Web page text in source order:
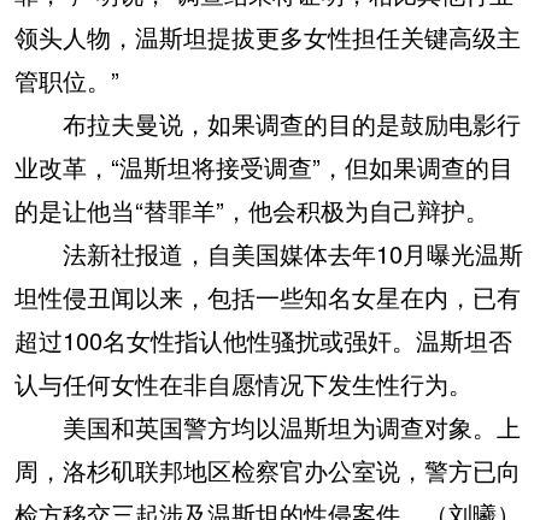
领头人物，温斯坦提拔更多女性担任关键高级主
管职位。”
布拉夫曼说，如果调查的目的是鼓励电影行
业改革，“温斯坦将接受调查”，但如果调查的目
的是让他当“替罪羊”，他会积极为自己辩护。
法新社报道，自美国媒体去年10月曝光温斯
坦性侵丑闻以来，包括一些知名女星在内，已有
超过100名女性指认他性骚扰或强奸。温斯坦否
认与任何女性在非自愿情况下发生性行为。
美国和英国警方均以温斯坦为调查对象。上
周，洛杉矶联邦地区检察官办公室说，警方已向